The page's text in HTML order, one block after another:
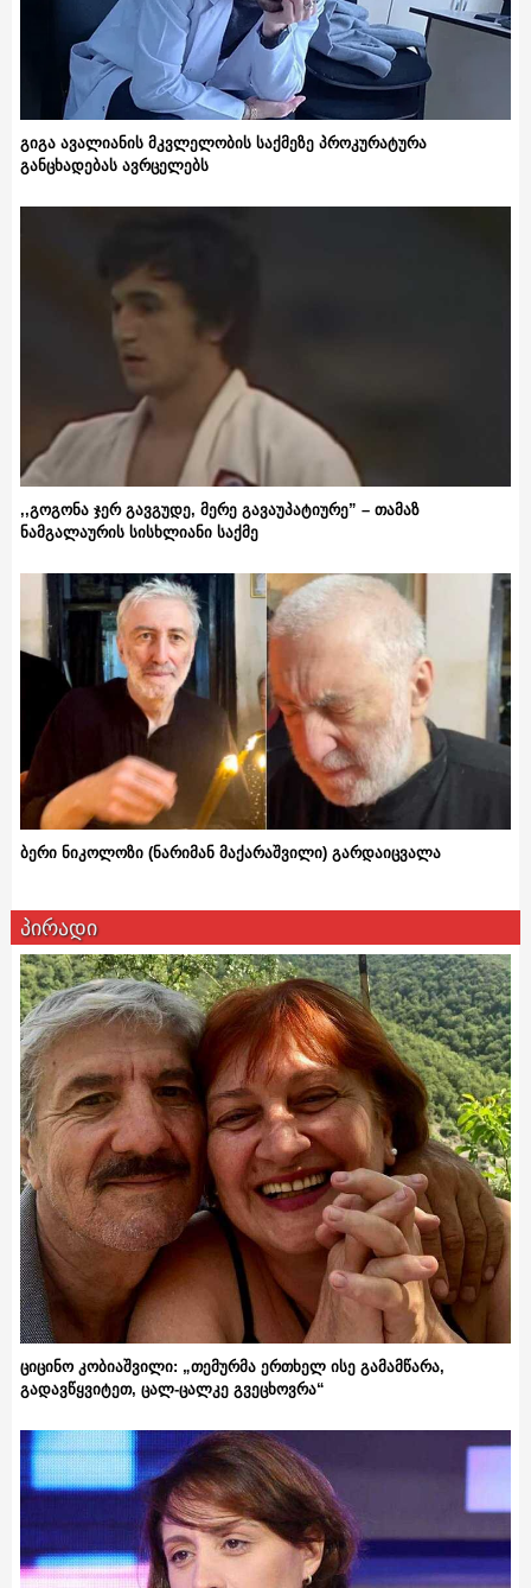
გიგა ავალიანის მკვლელობის საქმეზე პროკურატურა
განცხადებას ავრცელებს
,,გოგონა ჯერ გავგუდე, მერე გავაუპატიურე” – თამაზ
ნამგალაურის სისხლიანი საქმე
ბერი ნიკოლოზი (ნარიმან მაქარაშვილი) გარდაიცვალა
პირადი
ციცინო კობიაშვილი: „თემურმა ერთხელ ისე გამამწარა,
გადავწყვიტეთ, ცალ-ცალკე გვეცხოვრა“